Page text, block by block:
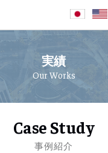
実績
Our Works
Case Study
事例紹介